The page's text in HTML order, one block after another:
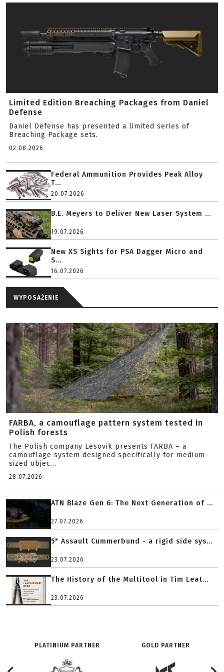
Limited Edition Breaching Packages from Daniel
Defense
Daniel Defense has presented a limited series of
Breaching Package sets.
02.08.2026
Federal Ammunition Provides Peak Alloy
T...
20.07.2026
B.E. Meyers to Deliver New Laser System ...
19.07.2026
New XS Sights for PSA Dagger Micro and
S...
16.07.2026
WYPOSAŻENIE
FARBA, a camouflage pattern system tested in
Polish forests
The Polish company Lesovik presents FARBA – a
camouflage system designed specifically for medium-
sized objec...
28.07.2026
ATN Blaze Gen 6: The Next Generation of ...
27.07.2026
5" Assault Cummerbund - a rigid side sys...
23.07.2026
The History of the Multitool in Tim Leat...
23.07.2026
PLATINIUM PARTNER GOLD PARTNER